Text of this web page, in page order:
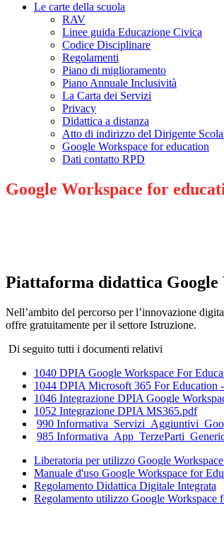
Le carte della scuola
RAV
Linee guida Educazione Civica
Codice Disciplinare
Regolamenti
Piano di miglioramento
Piano Annuale Inclusività
La Carta dei Servizi
Privacy
Didattica a distanza
Atto di indirizzo del Dirigente
Google Workspace for education
Dati contatto RPD
Google Workspace for
Piattaforma didattica
Nell’ambito del percorso per l’innovazione
offre gratuitamente per il settore Istruzione.
Di seguito tutti i documenti relativi
1040 DPIA Google Workspace For
1044 DPIA Microsoft 365 For Education
1046 Integrazione DPIA Google
1052 Integrazione DPIA MS365.pdf
990
985
Liberatoria per utilizzo Google
Manuale d'uso Google Workspace for
Regolamento Didattica Digitale Integrata
Regolamento utilizzo Google Workspace